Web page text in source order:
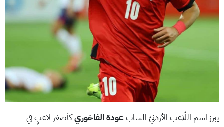
يبرز اسم اللّاعب الأردنيّ الشابعودة الفاخوريكأصغر لاعبٍ في